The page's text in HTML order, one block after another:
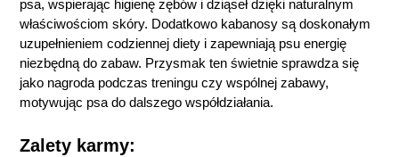
psa, wspierając higienę zębów i dziąseł dzięki naturalnym
właściwościom skóry. Dodatkowo kabanosy są doskonałym
uzupełnieniem codziennej diety i zapewniają psu energię
niezbędną do zabaw. Przysmak ten świetnie sprawdza się
jako nagroda podczas treningu czy wspólnej zabawy,
motywując psa do dalszego współdziałania.
Zalety karmy: